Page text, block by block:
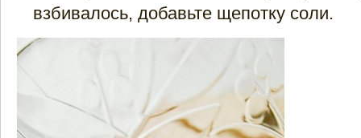
взбивалось, добавьте щепотку соли.